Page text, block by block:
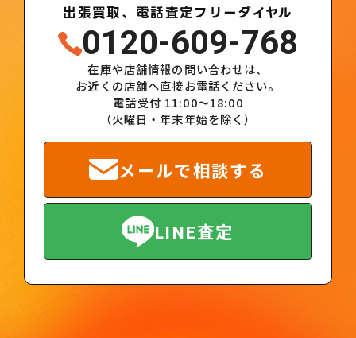
出張買取、電話査定フリーダイヤル
0120-609-768
在庫や店舗情報の問い合わせは、
お近くの店舗へ直接お電話ください。
電話受付 11:00～18:00
（火曜日・年末年始を除く）
メールで相談する
LINE査定